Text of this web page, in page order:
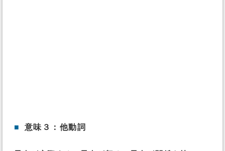
■ 意味３：他動詞